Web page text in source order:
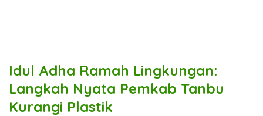
Idul Adha Ramah Lingkungan:
Langkah Nyata Pemkab Tanbu
Kurangi Plastik